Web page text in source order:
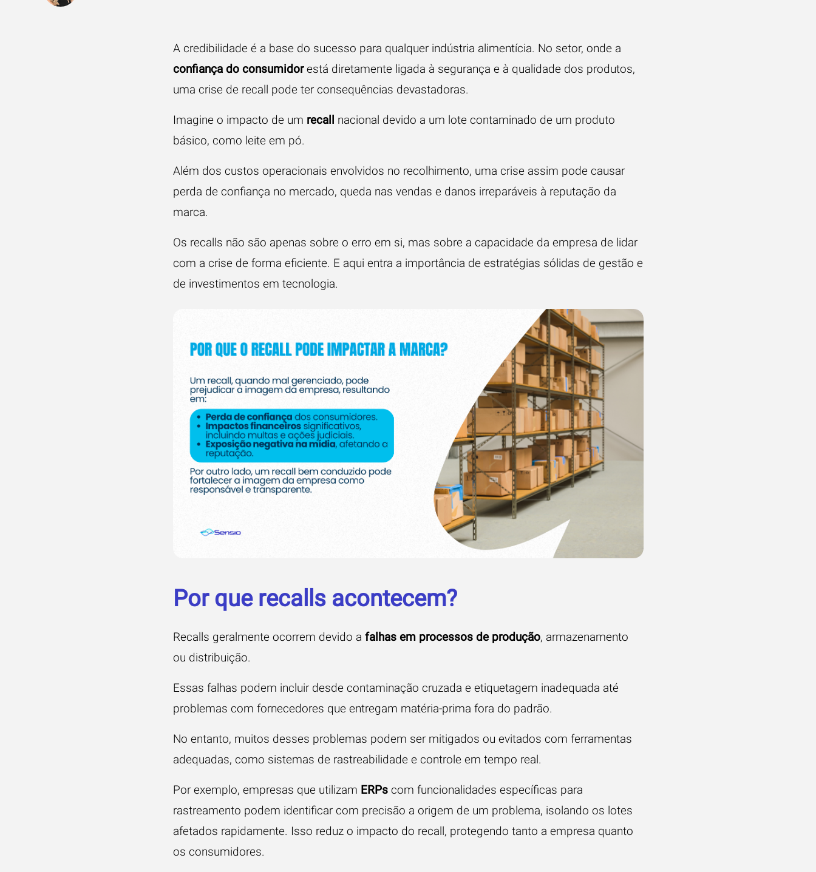
A credibilidade é a base do sucesso para qualquer indústria alimentícia. No setor, onde a
confiança do consumidorestá diretamente ligada à segurança e à qualidade dos produtos,
uma crise de recall pode ter consequências devastadoras.
Imagine o impacto de um recall
nacional devido a um lote contaminado de um produto
básico, como leite em pó.
Além dos custos operacionais envolvidos no recolhimento, uma crise assim pode causar
perda de confiança no mercado, queda nas vendas e danos irreparáveis à reputação da
marca.
Os recalls não são apenas sobre o erro em si, mas sobre a capacidade da empresa de lidar
com a crise de forma eficiente. E aqui entra a importância de estratégias sólidas de gestão e
de investimentos em tecnologia.
Por que recalls acontecem?
Recalls geralmente ocorrem devido a falhas em processos de produção, armazenamento
ou distribuição.
Essas falhas podem incluir desde contaminação cruzada e etiquetagem inadequada até
problemas com fornecedores que entregam matéria-prima fora do padrão.
No entanto, muitos desses problemas podem ser mitigados ou evitados com ferramentas
adequadas, como sistemas de rastreabilidade e controle em tempo real.
Por exemplo, empresas que utilizam ERPs com funcionalidades específicas para
rastreamento podem identificar com precisão a origem de um problema, isolando os lotes
afetados rapidamente. Isso reduz o impacto do recall, protegendo tanto a empresa quanto
os consumidores.